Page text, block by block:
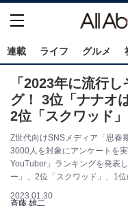
連載 ライフ グルメ
「2023年に流行
グ！ 3位「ナナオ
2位「スクワッド
Z世代向けSNSメディア「思春
3000人を対象にアンケートを
YouTuber」ランキングを発表
ー」、2位「スクワッド」、1
2023.01.30
斉藤 雄二